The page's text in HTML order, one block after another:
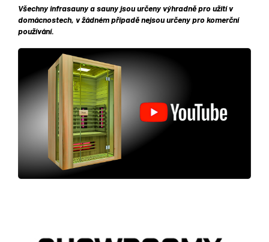
Všechny infrasauny a sauny jsou určeny výhradně pro užití v
domácnostech, v žádném případě nejsou určeny pro komerční
používání.